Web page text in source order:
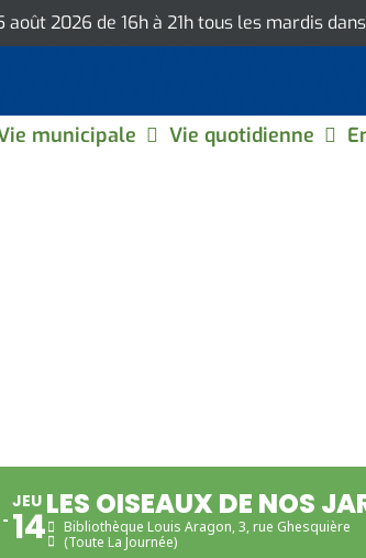
août 2026 de 16h à 21h tous les mardis
municipale Vie quotidienne
JEU
14
LES OISEAUX DE NOS
Bibliothèque Louis Aragon, 3, rue Ghesquière
(Toute La Journée)